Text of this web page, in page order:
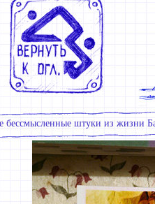
бессмысленные штуки из жизни